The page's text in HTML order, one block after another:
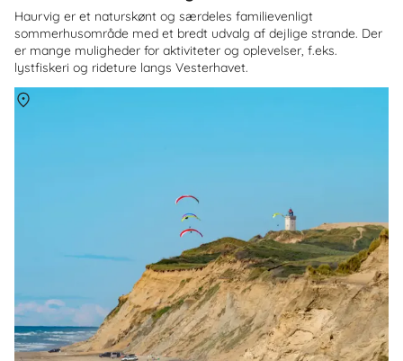
Haurvig er et naturskønt og særdeles familievenligt
sommerhusområde med et bredt udvalg af dejlige strande. Der
er mange muligheder for aktiviteter og oplevelser, f.eks.
lystfiskeri og rideture langs Vesterhavet.